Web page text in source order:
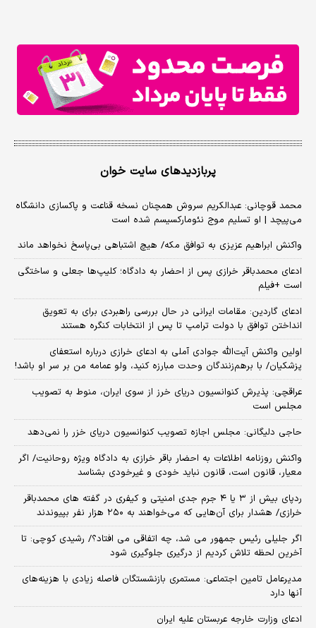
پربازدیدهای سایت خوان
محمد قوچانی: عبدالکریم سروش همچنان نسخه قناعت و پاکسازی دانشگاه
می‌پیچد | او تسلیم موج نئومارکسیسم شده است
واکنش ابراهیم عزیزی به توافق مکه/ هیچ اشتباهی بی‌پاسخ نخواهد ماند
ادعای محمدباقر خرازی پس از احضار به دادگاه؛ کلیپ‌ها جعلی و ساختگی
است +فیلم
ادعای گاردین: مقامات ایرانی در حال بررسی راهبردی برای به تعویق
انداختن توافق با دولت ترامپ تا پس از انتخابات کنگره هستند
اولین واکنش آیت‌الله جوادی آملی به ادعای خرازی درباره استعفای
پزشکیان/ با برهم‌زنندگان وحدت مبارزه کنید، ولو عمامه من بر سر او باشد!
عراقچی: پذیرش کنوانسیون دریای خرز از سوی ایران، منوط به تصویب
مجلس است
حاجی دلیگانی: مجلس اجازه تصویب کنوانسیون دریای خزر را نمی‌دهد
واکنش روزنامه اطلاعات به احضار باقر خرازی به دادگاه ویژه روحانیت/ اگر
معیار، قانون است، قانون نباید خودی و غیرخودی بشناسد
ردپای بیش از ۳ یا ۴ جرم جدی امنیتی و کیفری در گفته های محمدباقر
خرازی/ هشدار برای آن‌هایی که می‌خواهند به ۲۵۰ هزار نفر بپیوندند
اگر جلیلی رئیس جمهور می شد، چه اتفاقی می افتاد؟/ رشیدی کوچی: تا
آخرین لحظه تلاش کردیم از درگیری جلوگیری شود
مدیرعامل تامین اجتماعی: مستمری بازنشستگان فاصله زیادی با هزینه‌های
آنها دارد
ادعای وزارت خارجه عربستان علیه ایران